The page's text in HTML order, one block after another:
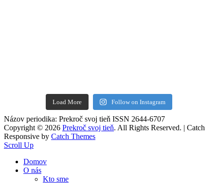
Load More Follow on Instagram
Názov periodika: Prekroč svoj tieň ISSN 2644-6707
Copyright © 2026 Prekroč svoj tieň. All Rights Reserved. | Catch
Responsive by Catch Themes
Scroll Up
Domov
O nás
Kto sme